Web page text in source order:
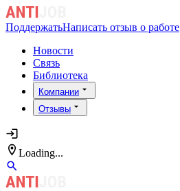
ПоддержатьНаписать отзыв о работе
Новости
Связь
Библиотека
Компании
Отзывы
Loading...